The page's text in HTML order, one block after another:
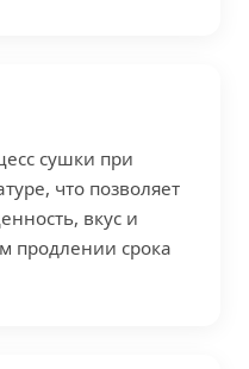
сушки при
что позволяет
вкус и
продлении срока